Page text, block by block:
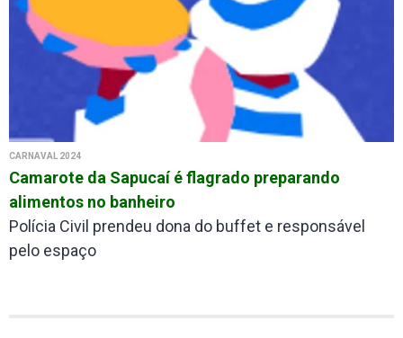
CARNAVAL 2024
Camarote da Sapucaí é flagrado preparando
alimentos no banheiro
Polícia Civil prendeu dona do buffet e responsável
pelo espaço